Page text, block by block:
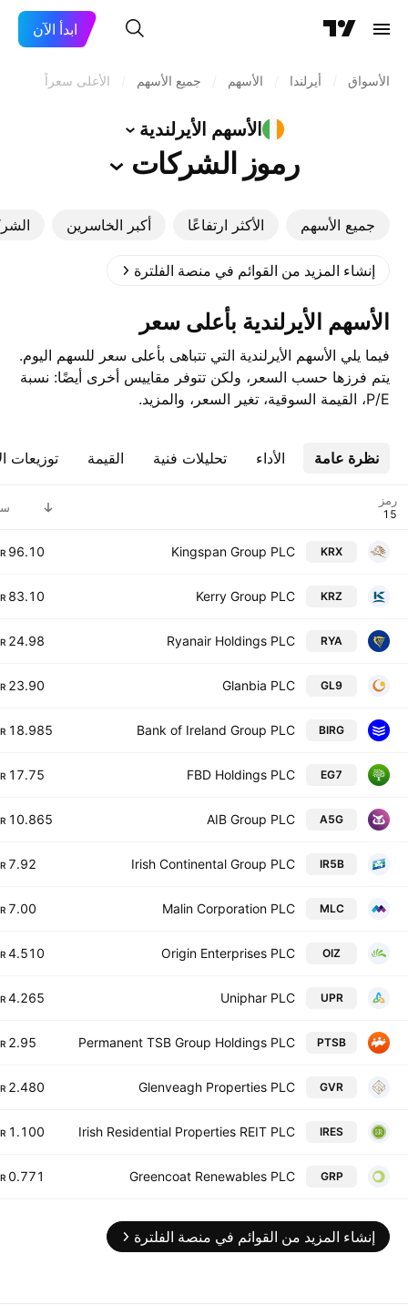
ابدأ الآن
الأسواق أيرلندا الأسهم جميع الأسهم الأعلى سعراً
الأسهم الأيرلندية
رموز الشركات
جميع الأسهم الأكثر ارتفاعًا أكبر الخاسرين
إنشاء المزيد من القوائم في منصة الفلترة
‎الأسهم الأيرلندية‎ بأعلى سعر
فيما يلي الأسهم الأيرلندية التي تتباهى بأعلى سعر للسهم اليوم.
يتم فرزها حسب السعر، ولكن تتوفر مقاييس أخرى أيضًا: نسبة
P/E، القيمة السوقية، تغير السعر، والمزيد.
نظرة عامة الأداء تحليلات فنية القيمة توزيعات
رمز
KRX
Kingspan Group PLC
96.10
KRZ
Kerry Group PLC
83.10
RYA
Ryanair Holdings PLC
24.98
GL9
Glanbia PLC
23.90
BIRG
Bank of Ireland Group PLC
18.985
EG7
FBD Holdings PLC
17.75
A5G
AIB Group PLC
10.865
IR5B
Irish Continental Group PLC
7.92
MLC
Malin Corporation PLC
7.00
OIZ
Origin Enterprises PLC
4.510
UPR
Uniphar PLC
4.265
PTSB
Permanent TSB Group Holdings PLC
2.95
GVR
Glenveagh Properties PLC
2.480
IRES
Irish Residential Properties REIT PLC
1.100
GRP
Greencoat Renewables PLC
0.771
إنشاء المزيد من القوائم في منصة الفلترة